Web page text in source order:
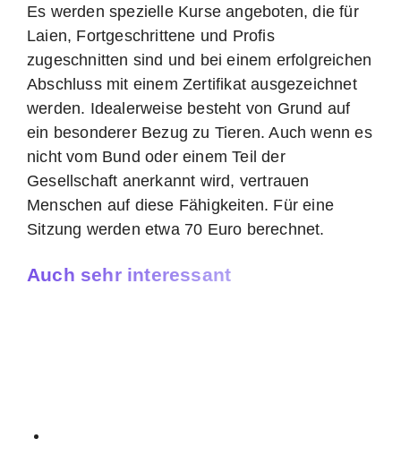
Es werden spezielle Kurse angeboten, die für
Laien, Fortgeschrittene und Profis
zugeschnitten sind und bei einem erfolgreichen
Abschluss mit einem Zertifikat ausgezeichnet
werden. Idealerweise besteht von Grund auf
ein besonderer Bezug zu Tieren. Auch wenn es
nicht vom Bund oder einem Teil der
Gesellschaft anerkannt wird, vertrauen
Menschen auf diese Fähigkeiten. Für eine
Sitzung werden etwa 70 Euro berechnet.
Auch sehr interessant